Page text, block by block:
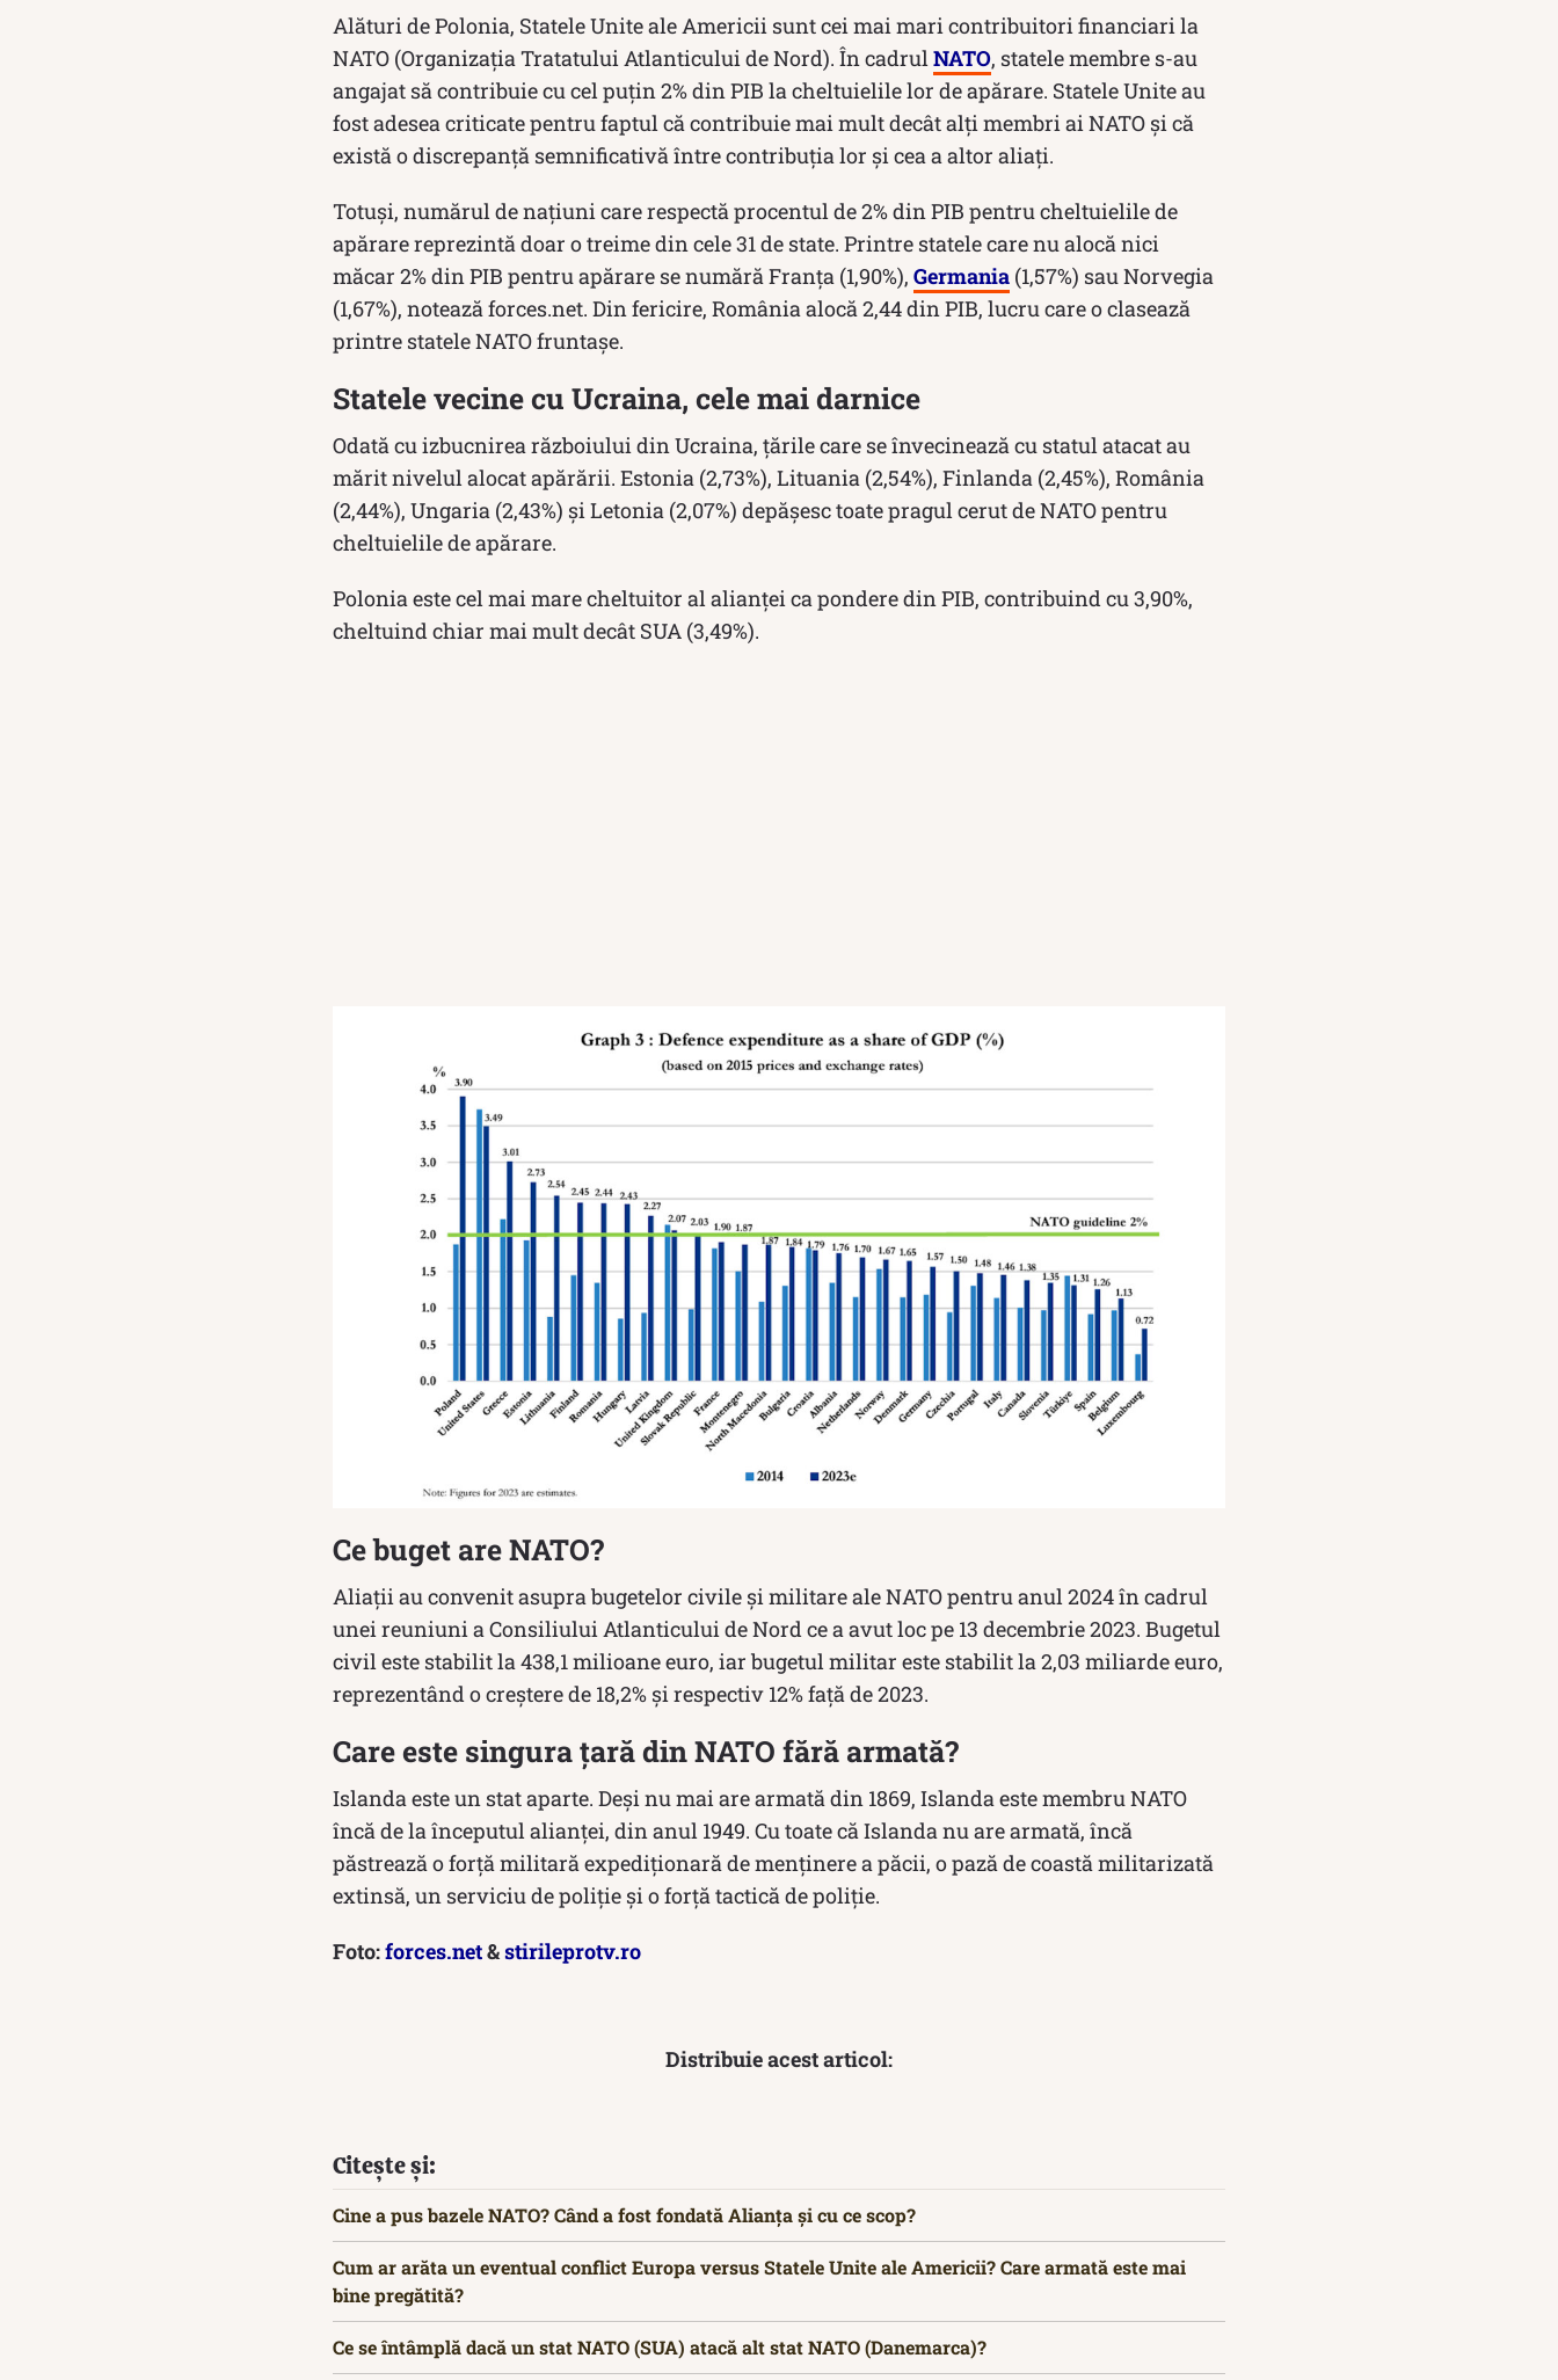
Alături de Polonia, Statele Unite ale Americii sunt cei mai mari contribuitori financiari la
NATO (Organizația Tratatului Atlanticului de Nord). În cadrulNATO, statele membre s-au
angajat să contribuie cu cel puțin 2% din PIB la cheltuielile lor de apărare. Statele Unite au
fost adesea criticate pentru faptul că contribuie mai mult decât alți membri ai NATO și că
există o discrepanță semnificativă între contribuția lor și cea a altor aliați.
Totuși, numărul de națiuni care respectă procentul de 2% din PIB pentru cheltuielile de
apărare reprezintă doar o treime din cele 31 de state. Printre statele care nu alocă nici
măcar 2% din PIB pentru apărare se numără Franța (1,90%), Germania (1,57%) sau Norvegia
(1,67%), notează forces.net. Din fericire, România alocă 2,44 din PIB, lucru care o clasează
printre statele NATO fruntașe.
Statele vecine cu Ucraina, cele mai darnice
Odată cu izbucnirea războiului din Ucraina, țările care se învecinează cu statul atacat au
mărit nivelul alocat apărării. Estonia (2,73%), Lituania (2,54%), Finlanda (2,45%), România
(2,44%), Ungaria (2,43%) și Letonia (2,07%) depășesc toate pragul cerut de NATO pentru
cheltuielile de apărare.
Polonia este cel mai mare cheltuitor al alianței ca pondere din PIB, contribuind cu 3,90%,
cheltuind chiar mai mult decât SUA (3,49%).
Ce buget are NATO?
Aliații au convenit asupra bugetelor civile și militare ale NATO pentru anul 2024 în cadrul
unei reuniuni a Consiliului Atlanticului de Nord ce a avut loc pe 13 decembrie 2023. Bugetul
civil este stabilit la 438,1 milioane euro, iar bugetul militar este stabilit la 2,03 miliarde euro,
reprezentând o creștere de 18,2% și respectiv 12% față de 2023.
Care este singura țară din NATO fără armată?
Islanda este un stat aparte. Deși nu mai are armată din 1869, Islanda este membru NATO
încă de la începutul alianței, din anul 1949. Cu toate că Islanda nu are armată, încă
păstrează o forță militară expediționară de menținere a păcii, o pază de coastă militarizată
extinsă, un serviciu de poliție și o forță tactică de poliție.
Foto:forces.net&stirileprotv.ro
Distribuie acest articol:
Citește și:
Cine a pus bazele NATO? Când a fost fondată Alianța și cu ce scop?
Cum ar arăta un eventual conflict Europa versus Statele Unite ale Americii? Care armată este mai
bine pregătită?
Ce se întâmplă dacă un stat NATO (SUA) atacă alt stat NATO (Danemarca)?